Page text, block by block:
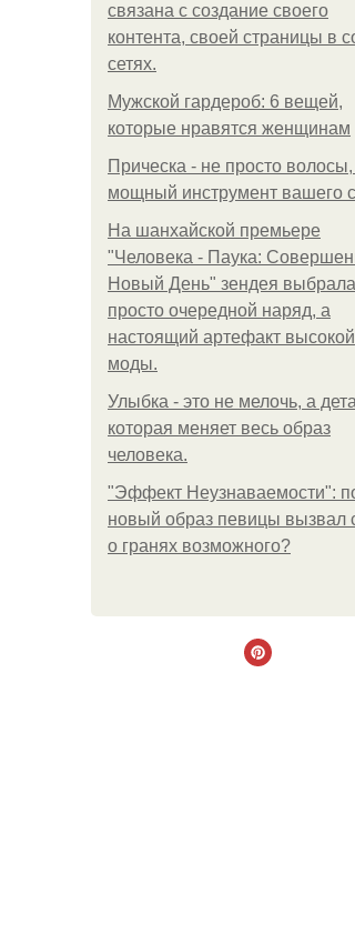
связана с создание своего
контента, своей страницы в
сетях.
Мужской гардероб: 6 вещей,
которые нравятся женщинам
Прическа - не просто волосы,
мощный инструмент вашего
На шанхайской премьере
"Человека - Паука:
Новый День" зендея
просто очередной наряд, а
настоящий артефакт высокой
моды.
Улыбка - это не мелочь, а
которая меняет весь образ
человека.
"Эффект Неузнаваемости":
новый образ певицы вызвал
о гранях возможного?